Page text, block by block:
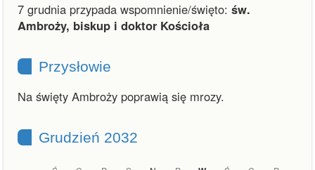
7 grudnia przypada wspomnienie/święto: św.
Ambroży, biskup i doktor Kościoła
Przysłowie
Na święty Ambroży poprawią się mrozy.
Grudzień 2032